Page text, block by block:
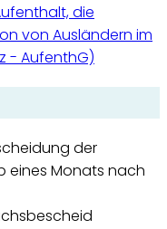
die
von Ausländern im
- AufenthG)
der
eines Monats nach